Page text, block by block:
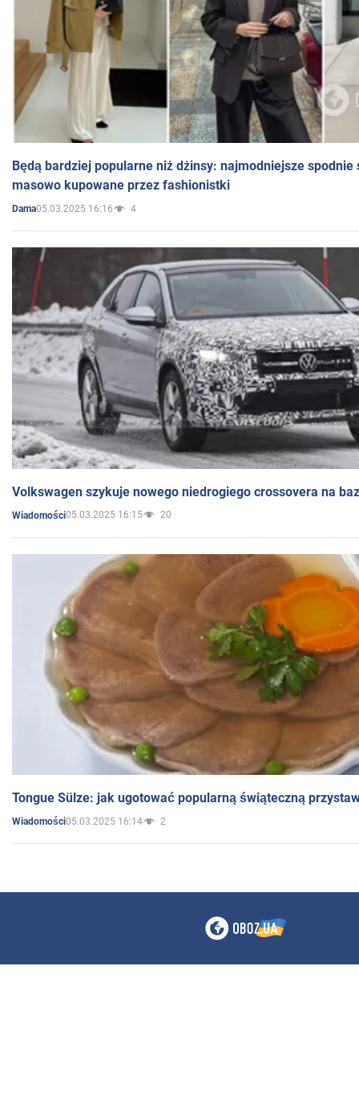
Będą bardziej popularne niż dżinsy: najmodniejsze spodnie
masowo kupowane przez fashionistki
Dama05.03.2025 16:16 4
Volkswagen szykuje nowego niedrogiego crossovera na
Wiadomości05.03.2025 16:15 20
Tongue Sülze: jak ugotować popularną świąteczną
Wiadomości05.03.2025 16:14 2